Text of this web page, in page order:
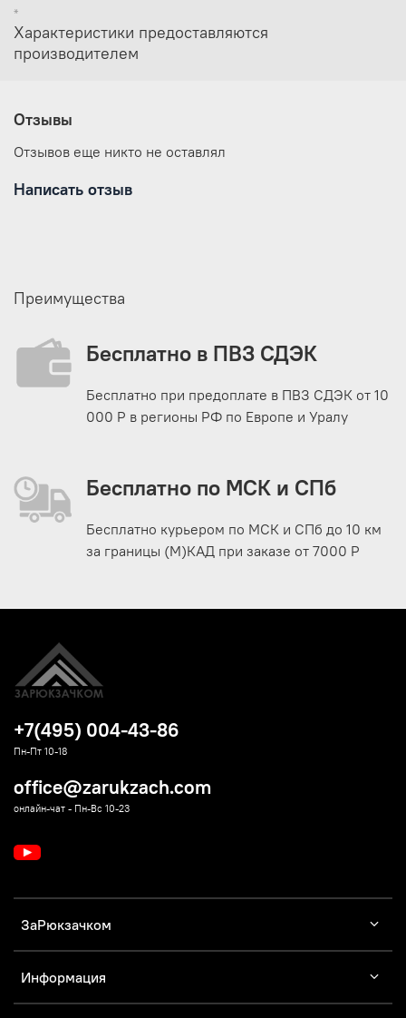
*
Характеристики предоставляются
производителем
Отзывы
Отзывов еще никто не оставлял
Написать отзыв
Преимущества
Бесплатно в ПВЗ СДЭК
Бесплатно при предоплате в ПВЗ СДЭК от 10
000 Р в регионы РФ по Европе и Уралу
Бесплатно по МСК и СПб
Бесплатно курьером по МСК и СПб до 10 км
за границы (М)КАД при заказе от 7000 Р
ЗаРюкзачком
Информация
+7(495) 004-43-86
Пн-Пт 10-18
office@zarukzach.com
онлайн-чат - Пн-Вс 10-23